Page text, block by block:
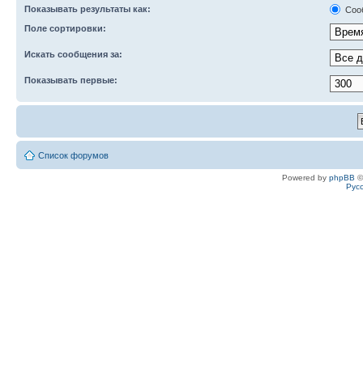
Показывать результаты как:
Поле сортировки:
Искать сообщения за:
Показывать первые:
Список форумов
Powered by phpBB